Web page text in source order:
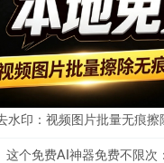
水印：视频图片批量无痕擦
这个免费AI神器免费不限次